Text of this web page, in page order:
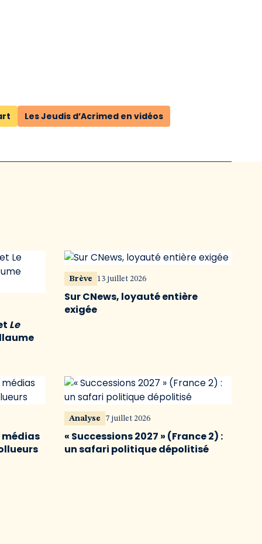
Les Jeudis d’Acrimed en vidéos
Le
Brève 13 juillet 2026
Sur CNews, loyauté entière
exigée
médias
Analyse 7 juillet 2026
« Successions 2027 » (France 2) :
un safari politique dépolitisé